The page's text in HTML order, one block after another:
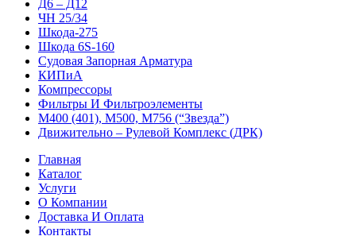
Д6 – Д12
ЧН 25/34
Шкода-275
Шкода 6S-160
Судовая Запорная Арматура
КИПиА
Компрессоры
Фильтры И Фильтроэлементы
М400 (401), М500, М756 (“Звезда”)
Движительно – Рулевой Комплекс (ДРК)
Главная
Каталог
Услуги
О Компании
Доставка И Оплата
Контакты